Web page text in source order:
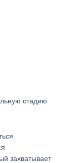
стадию
захватывает